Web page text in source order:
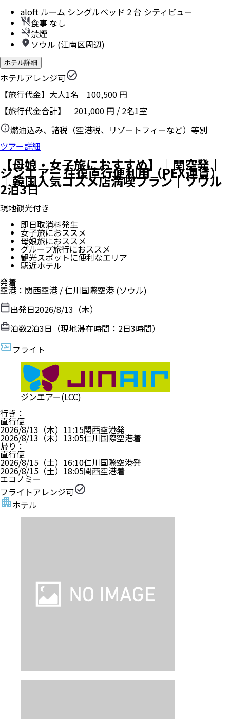
aloft ルーム シングルベッド 2 台 シティビュー
食事 なし
禁煙
ソウル (江南区周辺)
ホテル詳細
ホテルアレンジ可
【旅行代金】大人1名 100,500 円
【旅行代金合計】 201,000 円 / 2名1室
燃油込み、諸税（空港税、リゾートフィーなど）等別
ツアー詳細
【母娘・女子旅におすすめ】｜関空発｜
ジンエアー 往復直行便利用（PEX運賃）
｜韓国人気コスメ店満喫プラン｜ソウル
2泊3日
現地観光付き
即日取消料発生
女子旅におススメ
母娘旅におススメ
グループ旅行におススメ
観光スポットに便利なエリア
駅近ホテル
発着
空港 ： 関西空港 /仁川国際空港 (ソウル)
出発日2026/8/13（木）
泊数2泊3日（現地滞在時間： 2日3時間）
フライト
ジンエアー(LCC)
行き ：
直行便
2026/8/13（木） 11:15関西空港発
2026/8/13（木） 13:05仁川国際空港着
帰り ：
直行便
2026/8/15（土） 16:10仁川国際空港発
2026/8/15（土） 18:05関西空港着
エコノミー
フライトアレンジ可
ホテル